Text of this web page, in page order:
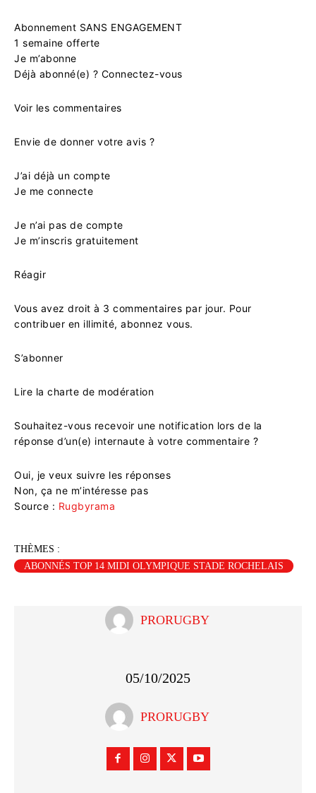
Abonnement SANS ENGAGEMENT
1 semaine offerte
Je m’abonne
Déjà abonné(e) ? Connectez-vous
Voir les commentaires
Envie de donner votre avis ?
J’ai déjà un compte
Je me connecte
Je n’ai pas de compte
Je m’inscris gratuitement
Réagir
Vous avez droit à 3 commentaires par jour. Pour
contribuer en illimité, abonnez vous.
S’abonner
Lire la charte de modération
Souhaitez-vous recevoir une notification lors de la
réponse d’un(e) internaute à votre commentaire ?
Oui, je veux suivre les réponses
Non, ça ne m’intéresse pas
Source : Rugbyrama
THÈMES :
ABONNÉS TOP 14 MIDI OLYMPIQUE STADE ROCHELAIS
PRORUGBY
05/10/2025
PRORUGBY